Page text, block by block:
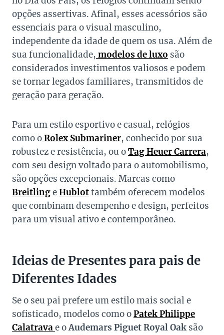
opções assertivas. Afinal, esses acessórios são
essenciais para o visual masculino,
independente da idade de quem os usa. Além de
sua funcionalidade, modelos de luxo são
considerados investimentos valiosos e podem
se tornar legados familiares, transmitidos de
geração para geração.
Para um estilo esportivo e casual, relógios
como oRolex Submariner, conhecido por sua
robustez e resistência, ou oTag Heuer Carrera,
com seu design voltado para o automobilismo,
são opções excepcionais. Marcas como
BreitlingeHublottambém oferecem modelos
que combinam desempenho e design, perfeitos
para um visual ativo e contemporâneo.
Ideias de Presentes para pais de
Diferentes Idades
Se o seu pai prefere um estilo mais social e
sofisticado, modelos como oPatek Philippe
Calatravae oAudemars Piguet Royal Oak são